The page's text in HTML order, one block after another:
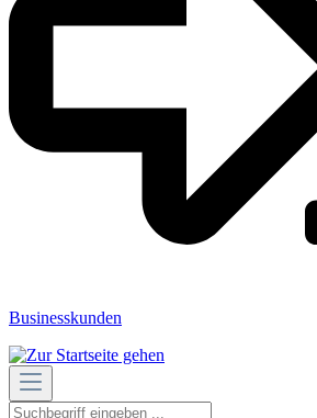
Businesskunden